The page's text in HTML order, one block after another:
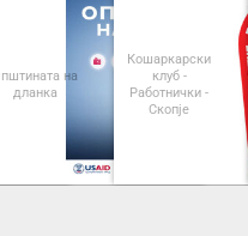
на
дланка
Кошаркарски
клуб -
Работнички -
Скопје